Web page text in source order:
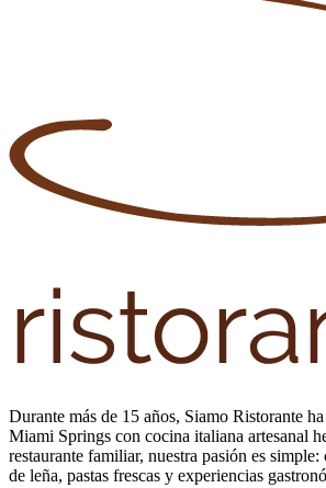
Durante más de 15 años, Siamo Ristorante
Miami Springs con cocina italiana artesanal
restaurante familiar, nuestra pasión es
de leña, pastas frescas y experiencias